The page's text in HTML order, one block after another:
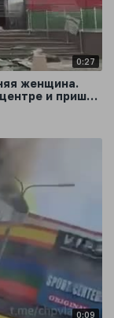
0:27
женщина.
и пришла
0:09